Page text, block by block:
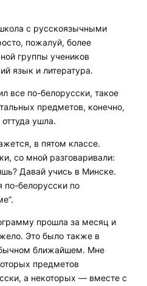
с русскоязычными
пожалуй, более
группы учеников
язык и литература.
все по-белорусски, такое
предметов, конечно,
ушла.
в пятом классе.
со мной разговаривали:
Давай учись в Минске.
по-белорусски по
прошла за месяц и
Это было также в
ближайшем. Мне
предметов
а некоторых — вместе с